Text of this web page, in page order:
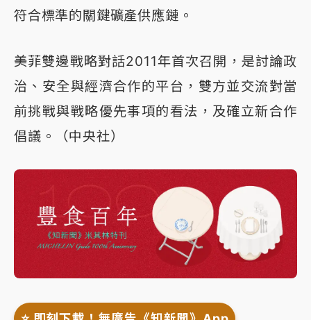
符合標準的關鍵礦產供應鏈。
美菲雙邊戰略對話2011年首次召開，是討論政
治、安全與經濟合作的平台，雙方並交流對當
前挑戰與戰略優先事項的看法，及確立新合作
倡議。（中央社）